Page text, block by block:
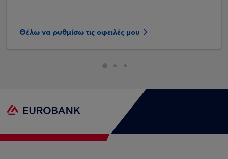
Θέλω να ρυθμίσω τις οφειλές μου